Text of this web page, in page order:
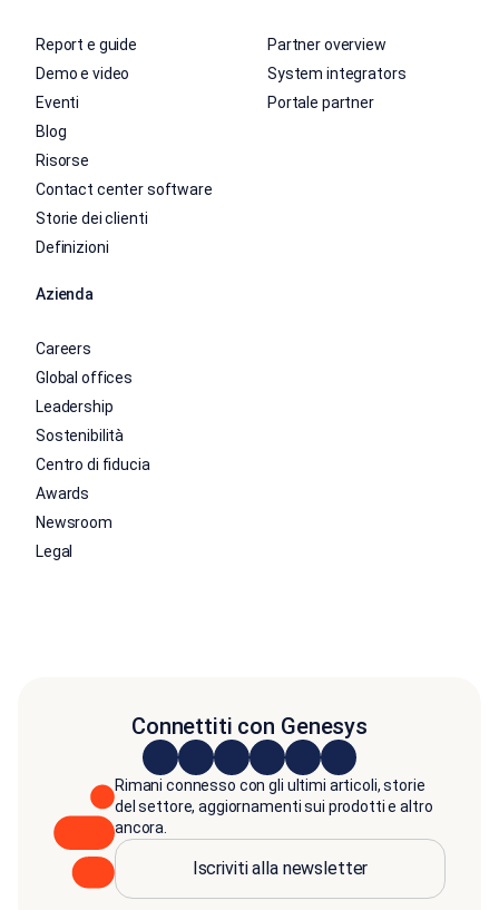
Report e guide
Demo e video
Eventi
Blog
Risorse
Contact center software
Storie dei clienti
Definizioni
Partner overview
System integrators
Portale partner
Azienda
Careers
Global offices
Leadership
Sostenibilità
Centro di fiducia
Awards
Newsroom
Legal
Connettiti con Genesys
Rimani connesso con gli ultimi articoli, storie
del settore, aggiornamenti sui prodotti e altro
ancora.
Iscriviti alla newsletter